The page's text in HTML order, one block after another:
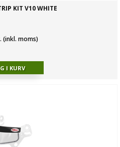
KIT V10 WHITE
(inkl. moms)